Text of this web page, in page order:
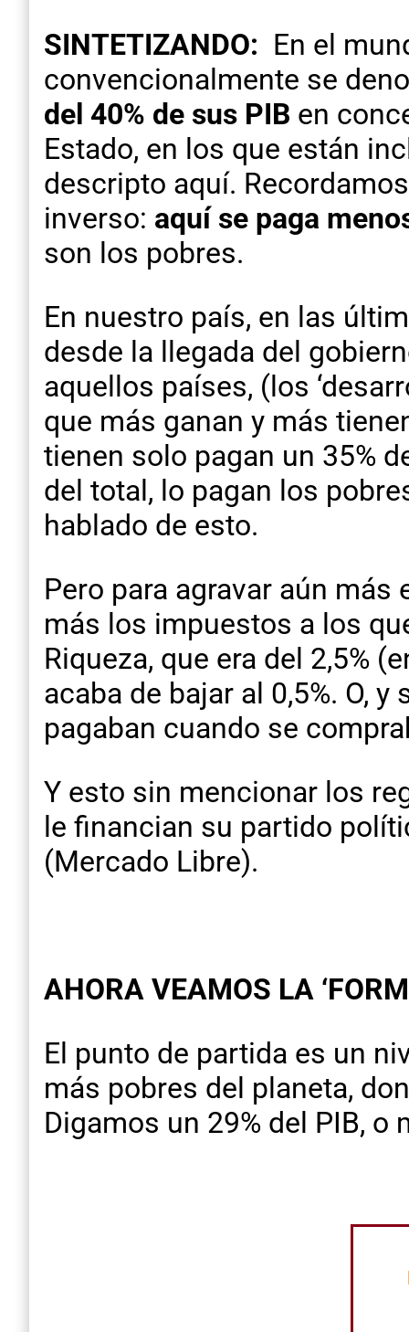
SINTETIZANDO: En el
convencionalmente se
del 40% de sus PIB en
Estado, en los que están
descripto aquí.
inverso: aquí se paga
son los pobres.
En nuestro país, en las
desde la llegada del
aquellos países, (los
que más ganan y más
tienen solo pagan un 35%
del total, lo pagan los
hablado de esto.
Pero para agravar aún
más los impuestos a los
Riqueza, que era del 2,5%
acaba de bajar al 0,5%. O,
pagaban cuando se
Y esto sin mencionar los
le financian su partido
(Mercado Libre).
AHORA VEAMOS LA
El punto de partida es un
más pobres del planeta,
Digamos un 29% del PIB, o